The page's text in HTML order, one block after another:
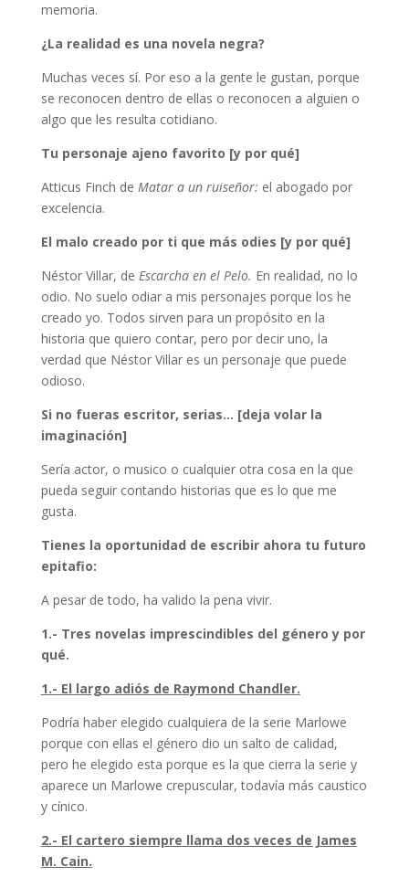
memoria.
¿La realidad es una novela negra?
Muchas veces sí. Por eso a la gente le gustan, porque
se reconocen dentro de ellas o reconocen a alguien o
algo que les resulta cotidiano.
Tu personaje ajeno favorito [y por qué]
Atticus Finch de Matar a un ruiseñor: el abogado por
excelencia.
El malo creado por ti que más odies [y por qué]
Néstor Villar, de Escarcha en el Pelo. En realidad, no lo
odio. No suelo odiar a mis personajes porque los he
creado yo. Todos sirven para un propósito en la
historia que quiero contar, pero por decir uno, la
verdad que Néstor Villar es un personaje que puede
odioso.
Si no fueras escritor, serias… [deja volar la
imaginación]
Sería actor, o musico o cualquier otra cosa en la que
pueda seguir contando historias que es lo que me
gusta.
Tienes la oportunidad de escribir ahora tu futuro
epitafio:
A pesar de todo, ha valido la pena vivir.
1.- Tres novelas imprescindibles del género y por
qué.
1.- El largo adiós de Raymond Chandler.
Podría haber elegido cualquiera de la serie Marlowe
porque con ellas el género dio un salto de calidad,
pero he elegido esta porque es la que cierra la serie y
aparece un Marlowe crepuscular, todavía más caustico
y cínico.
2.- El cartero siempre llama dos veces de James
M. Cain.